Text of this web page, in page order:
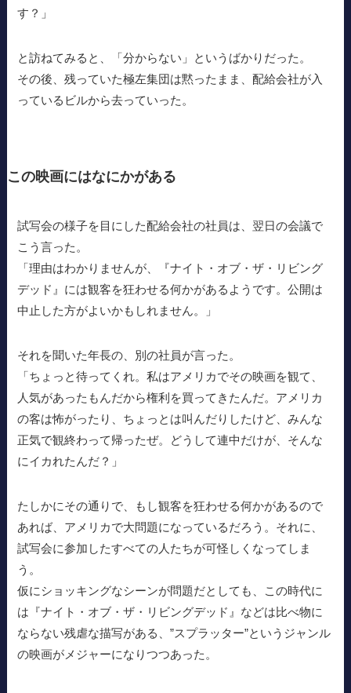
す？」
と訪ねてみると、「分からない」というばかりだった。
その後、残っていた極左集団は黙ったまま、配給会社が入
っているビルから去っていった。
この映画にはなにかがある
試写会の様子を目にした配給会社の社員は、翌日の会議で
こう言った。
「理由はわかりませんが、『ナイト・オブ・ザ・リビング
デッド』には観客を狂わせる何かがあるようです。公開は
中止した方がよいかもしれません。」
それを聞いた年長の、別の社員が言った。
「ちょっと待ってくれ。私はアメリカでその映画を観て、
人気があったもんだから権利を買ってきたんだ。アメリカ
の客は怖がったり、ちょっとは叫んだりしたけど、みんな
正気で観終わって帰ったぜ。どうして連中だけが、そんな
にイカれたんだ？」
たしかにその通りで、もし観客を狂わせる何かがあるので
あれば、アメリカで大問題になっているだろう。それに、
試写会に参加したすべての人たちが可怪しくなってしま
う。
仮にショッキングなシーンが問題だとしても、この時代に
は『ナイト・オブ・ザ・リビングデッド』などは比べ物に
ならない残虐な描写がある、”スプラッター”というジャンル
の映画がメジャーになりつつあった。